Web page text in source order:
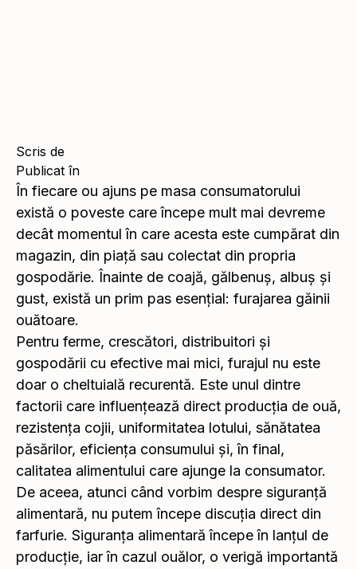
Scris de
Publicat în
În fiecare ou ajuns pe masa consumatorului
există o poveste care începe mult mai devreme
decât momentul în care acesta este cumpărat din
magazin, din piață sau colectat din propria
gospodărie. Înainte de coajă, gălbenuș, albuș și
gust, există un prim pas esențial: furajarea găinii
ouătoare.
Pentru ferme, crescători, distribuitori și
gospodării cu efective mai mici, furajul nu este
doar o cheltuială recurentă. Este unul dintre
factorii care influențează direct producția de ouă,
rezistența cojii, uniformitatea lotului, sănătatea
păsărilor, eficiența consumului și, în final,
calitatea alimentului care ajunge la consumator.
De aceea, atunci când vorbim despre siguranță
alimentară, nu putem începe discuția direct din
farfurie. Siguranța alimentară începe în lanțul de
producție, iar în cazul ouălor, o verigă importantă